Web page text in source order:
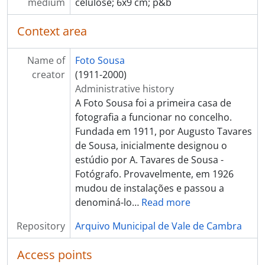
[Item] Carnaval, Cortejo de Macieira de Cambra
[Item] Carnaval, Cortejo de Macieira de Cambra
[Item] Carnaval, Cortejo de Macieira de Cambra
[Item] Carnaval, Cortejo de Macieira de Cambra
[Item] Carnaval, Cortejo de Macieira de Cambra
[Item] Carnaval, Cortejo de Macieira de Cambra
[Item] Carnaval, Cortejo de Macieira de Cambra
[Item] Carnaval, Cortejo de Macieira de Cambra
[Item] Carnaval, Cortejo de Macieira de Cambra
[Item] Carnaval, Cortejo de Macieira de Cambra
[Item] Carnaval, Cortejo de Macieira de Cambra
[Item] Carnaval, Cortejo de Macieira de Cambra
[Item] Carnaval, Cortejo de Macieira de Cambra
[Item] Carnaval, Cortejo de Macieira de Cambra
[Item] Carnaval, Cortejo de Macieira de Cambra
[Item] Carnaval, Cortejo de Ramilos
Context area
Name of
creator
Foto Sousa
(1911-2000)
Administrative history
A Foto Sousa foi a primeira casa de
fotografia a funcionar no concelho.
Fundada em 1911, por Augusto Tavares
de Sousa, inicialmente designou o
estúdio por A. Tavares de Sousa -
Fotógrafo. Provavelmente, em 1926
mudou de instalações e passou a
denominá-lo… Read more
Repository
Arquivo Municipal de Vale de Cambra
Access points